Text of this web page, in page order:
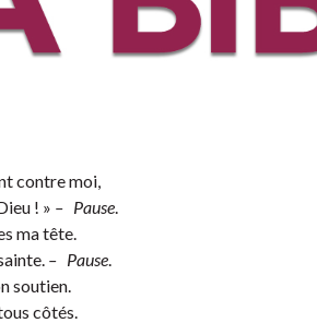
contre moi,
! » – Pause
ma tête.
– Pause
soutien.
côtés.